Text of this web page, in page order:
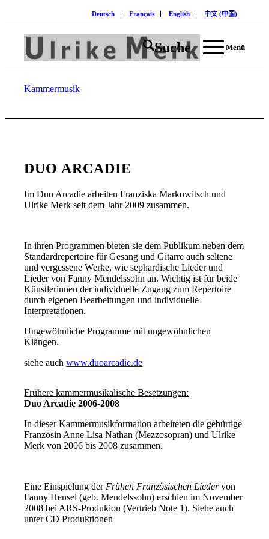
Deutsch Français English 中文 (中国)
Suche Menü
Kammermusik
DUO ARCADIE
Im Duo Arcadie arbeiten Franziska Markowitsch und
Ulrike Merk seit dem Jahr 2009 zusammen.
In ihren Programmen bieten sie dem Publikum neben dem
Standardrepertoire für Gesang und Gitarre auch seltene
und vergessene Werke, wie sephardische Lieder und
Lieder von Fanny Mendelssohn an. Wichtig ist für beide
Künstlerinnen der individuelle Zugang zum Repertoire
durch eigenen Bearbeitungen und individuelle
Interpretationen.
Ungewöhnliche Programme mit ungewöhnlichen
Klängen.
siehe auchwww.duoarcadie.de
Frühere kammermusikalische Besetzungen:
Duo Arcadie 2006-2008
In dieser Kammermusikformation arbeiteten die gebürtige
Französin Anne Lisa Nathan (Mezzosopran) und Ulrike
Merk von 2006 bis 2008 zusammen.
Eine Einspielung der Frühen Französischen Liedervon
Fanny Hensel (geb. Mendelssohn) erschien im November
2008 bei ARS-Produkion (Vertrieb Note 1). Siehe auch
unter CD Produktionen